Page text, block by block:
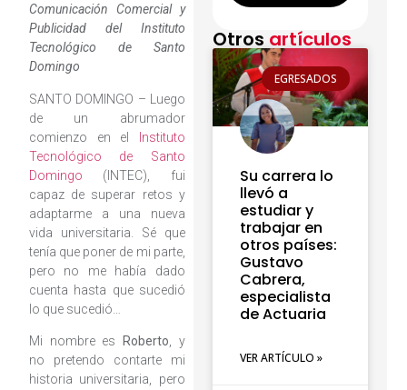
Comunicación Comercial y
Publicidad del Instituto
Tecnológico de Santo
Domingo
SANTO DOMINGO – Luego
de un abrumador
comienzo en el
Instituto
Tecnológico de Santo
Domingo (INTEC), fui
capaz de superar retos y
adaptarme a una nueva
vida universitaria. Sé que
tenía que poner de mi parte,
pero no me había dado
cuenta hasta que sucedió
lo que sucedió…
Mi nombre es Roberto , y
no pretendo contarte mi
historia universitaria, pero
Otros artículos
EGRESADOS
Su carrera lo
llevó a
estudiar y
trabajar en
otros países:
Gustavo
Cabrera,
especialista
de Actuaria
VER ARTÍCULO »